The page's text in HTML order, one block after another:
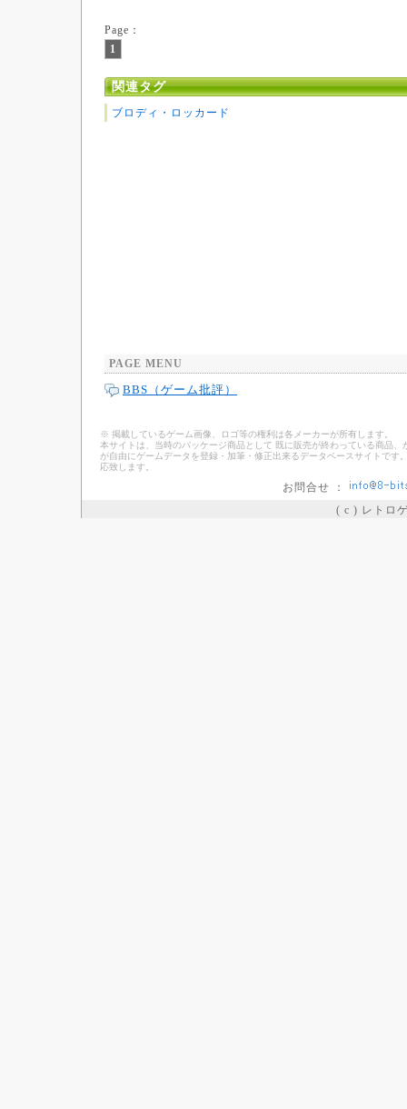
Page：
1
関連タグ
ブロディ・ロッカード
PAGE MENU
BBS（ゲーム批評）
※ 掲載しているゲーム画像、ロゴ等の権利は各メーカーが所有します。
本サイトは、当時のパッケージ商品として 既に販売が終わっている商品
が自由にゲームデータを登録・加筆・修正出来るデータベースサイトで
応致します。
お問合せ ：
( c ) レトロ